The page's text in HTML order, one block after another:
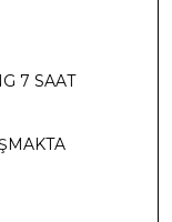
7 SAAT